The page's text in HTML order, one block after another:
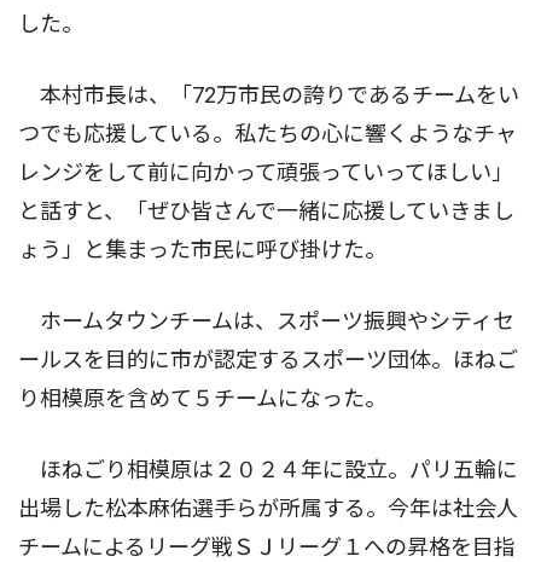
した。
本村市長は、「72万市民の誇りであるチームをい
つでも応援している。私たちの心に響くようなチャ
レンジをして前に向かって頑張っていってほしい」
と話すと、「ぜひ皆さんで一緒に応援していきまし
ょう」と集まった市民に呼び掛けた。
ホームタウンチームは、スポーツ振興やシティセ
ールスを目的に市が認定するスポーツ団体。ほねご
り相模原を含めて５チームになった。
ほねごり相模原は２０２４年に設立。パリ五輪に
出場した松本麻佑選手らが所属する。今年は社会人
チームによるリーグ戦ＳＪリーグ１への昇格を目指